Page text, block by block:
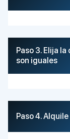
Paso 3. Elija
son iguales
Paso 4.